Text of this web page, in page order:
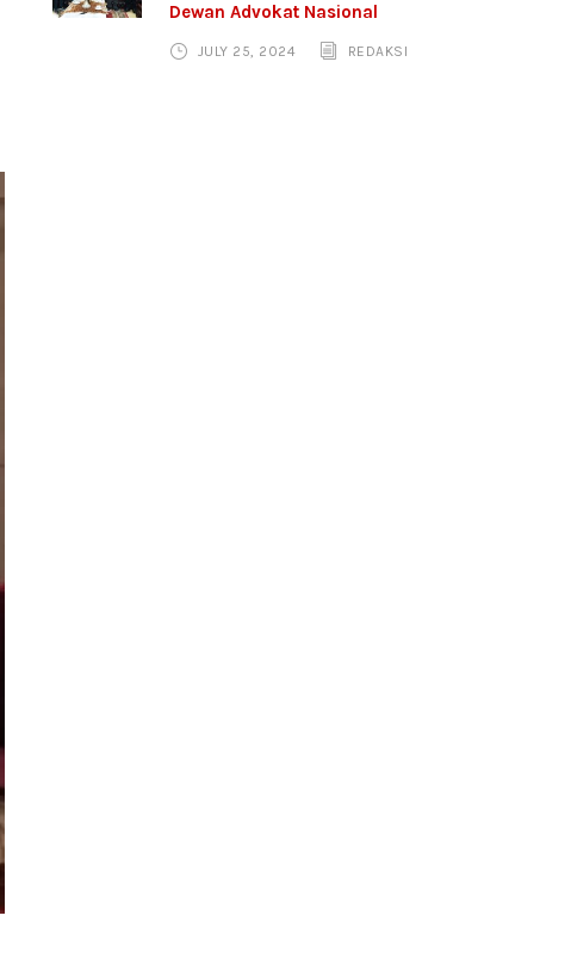
Dewan Advokat Nasional
JULY 25, 2024 REDAKSI